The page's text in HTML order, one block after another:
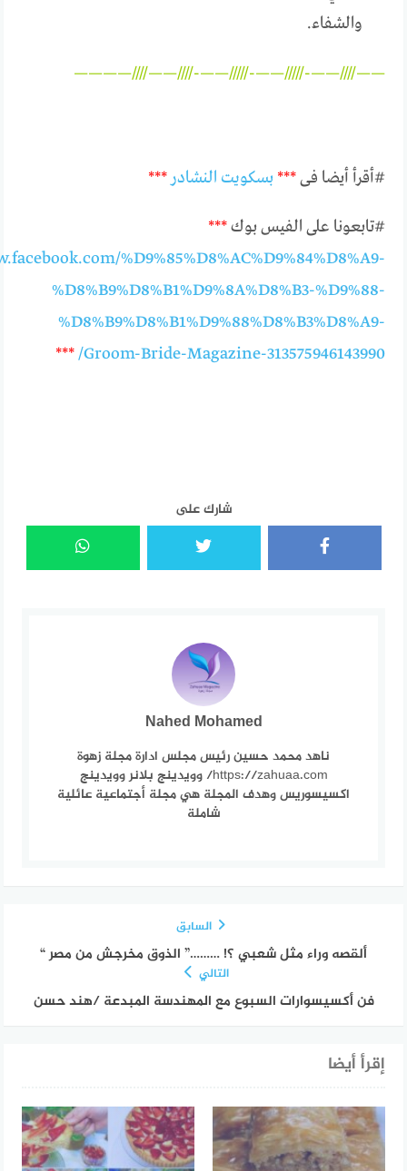
والشفاء.
——////——-/////——-/////——-////——////————
#أقرأ أيضا فى*** بسكويت النشادر ***
#تابعونا على الفيس بوك***
%D9%85%D8%AC%D9%84%D8%A9-
%D8%B9%D8%B1%D9%8A%D8%B3-%D9%88-
%D8%B9%D8%B1%D9%88%D8%B3%D8%A9-
Groom-Bride-Magazine-313575946143990/
***
شارك على
Nahed Mohamed
ناهد محمد حسين رئيس مجلس ادارة مجلة زهوة
https://zahuaa.com/ وويدينج بلانر وويدينج
اكسيسوريس وهدف المجلة هي مجلة أجتماعية عائلية
شاملة
السابق
ألقصه وراء مثل شعبي ؟! ………” الذوق مخرجش من مصر “
التالي
فن أكسيسوارات السبوع مع المهندسة المبدعة /هند حسن
إقرأ أيضا